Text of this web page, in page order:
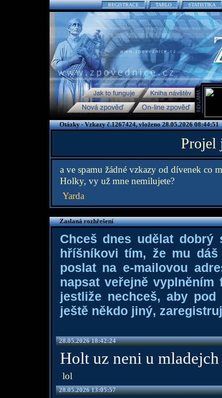
REGISTRACE TABLO STATISTIKA
Otázky - Vzkazy č.1267424, vloženo 28.05.2026 08:44:51
Projel
a ve spamu žádné vzkazy od dívenek co
Holky, vy už mne nemilujete?
Yarda
Zaslaná rozhřešení
Chceš dnes udělat dobrý
hříšníkovi tím, že mu
poslat na e-mailovou
napsat veřejně
jestliže nechceš, aby
ještě někdo jiný,
28.05.2026 18:42:24
Holt uz neni u
lol
28.05.2026 13:05:57